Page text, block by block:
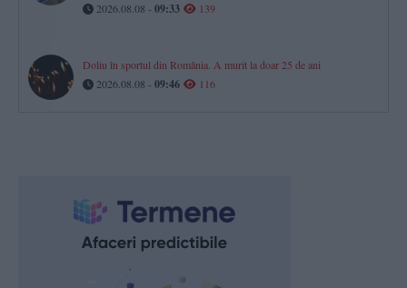
2026.08.08 - 09:33 139
Doliu în sportul din România. A murit la doar 25 de ani
2026.08.08 - 09:46 116